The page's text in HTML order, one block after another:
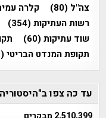
צה"ל (80) קלרה
רשות העתיקות(354)
שוד עתיקות(60)
תקופת המנדט הבריטי(129)
עד כה צפו